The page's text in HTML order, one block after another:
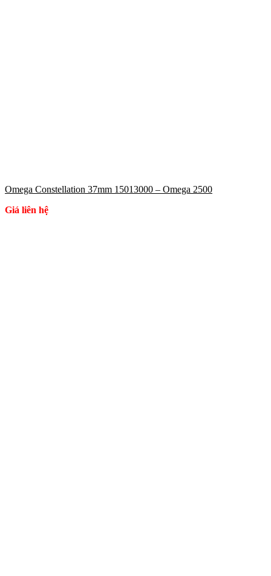
Omega Constellation 37mm 15013000 – Omega 2500
Giá liên hệ